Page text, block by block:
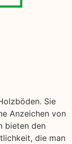
Sie
Anzeichen von
bieten den
die man